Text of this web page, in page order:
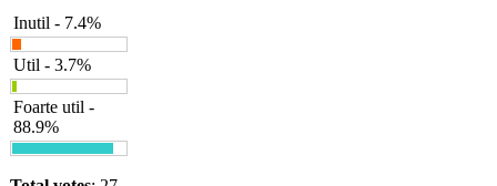
Inutil - 7.4%
Util - 3.7%
Foarte util -
88.9%